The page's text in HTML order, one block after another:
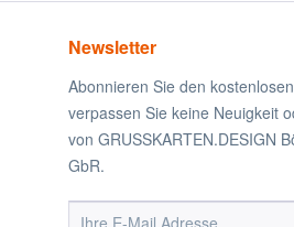
Newsletter
Abonnieren Sie den
verpassen Sie keine Neuigkeit
von GRUSSKARTEN.DESIGN
GbR.